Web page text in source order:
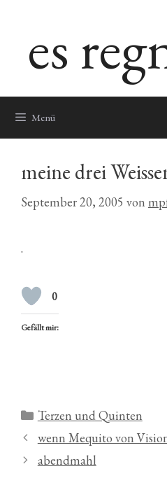
springenes
Menü
meine drei
September 20, 2005 von
.
0
Gefällt mir:
Kategorien
Terzen und Quinten
wenn Mequito von
abendmahl